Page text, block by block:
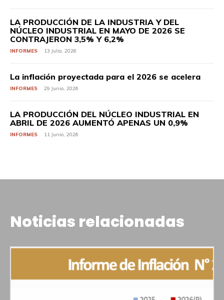
LA PRODUCCIÓN DE LA INDUSTRIA Y DEL
NÚCLEO INDUSTRIAL EN MAYO DE 2026 SE
CONTRAJERON 3,5% Y 6,2%
INFORMES 13 Julio, 2026
La inflación proyectada para el 2026 se acelera
INFORMES 29 Junio, 2026
LA PRODUCCIÓN DEL NÚCLEO INDUSTRIAL EN
ABRIL DE 2026 AUMENTÓ APENAS UN 0,9%
INFORMES 11 Junio, 2026
Noticias relacionadas